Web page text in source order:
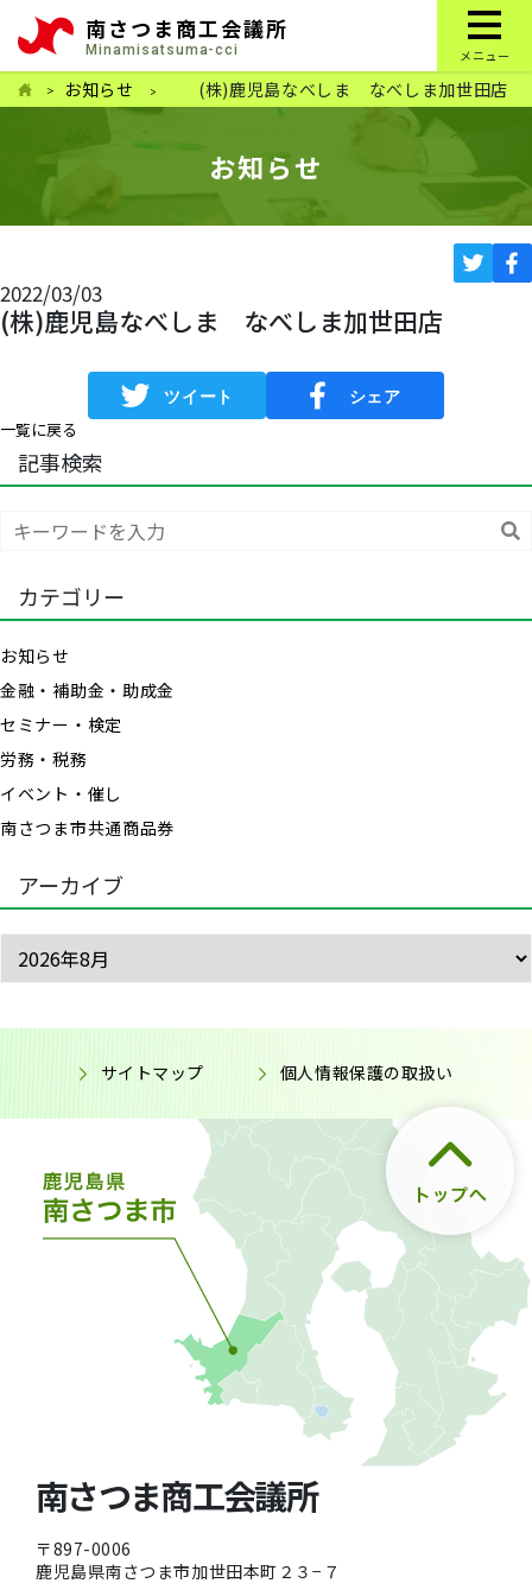
南さつま商工会議所
Minamisatsuma-cci メニュー
お知らせ (株)鹿児島なべしま なべしま加世田店
お知らせ
2022/03/03
(株)鹿児島なべしま なべしま加世田店
一覧に戻る
記事検索
カテゴリー
お知らせ
金融・補助金・助成金
セミナー・検定
労務・税務
イベント・催し
南さつま市共通商品券
アーカイブ
サイトマップ 個人情報保護の取扱い
南さつま商工会議所
〒897-0006
鹿児島県南さつま市加世田本町２３−７